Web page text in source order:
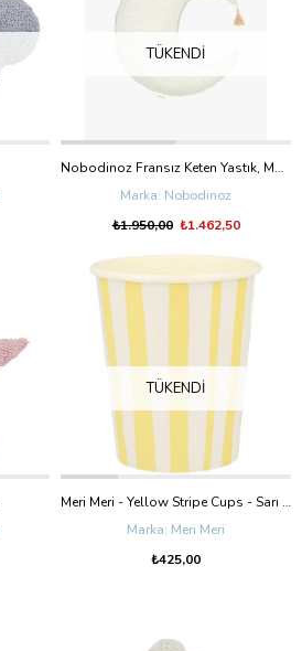
TÜKENDI
Nobodinoz Fransız Keten Yastık, Moon Greige
Nobodinoz
₺1.462,50
₺1.950,00
TÜKENDI
Meri Meri - Yellow Stripe Cups - Sarı Çizgili Bardaklar - 8'Li
Meri Meri
₺425,00